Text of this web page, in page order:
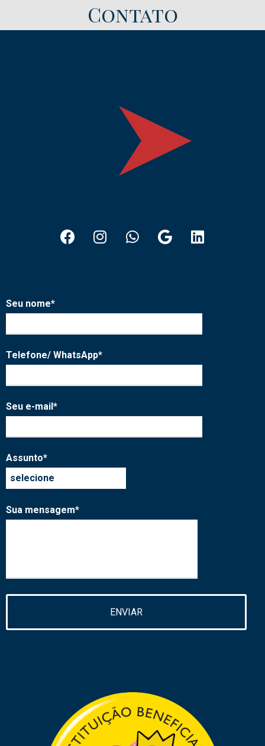
Contato
Seu nome*
Telefone/ WhatsApp*
Seu e-mail*
Assunto*
Sua mensagem*